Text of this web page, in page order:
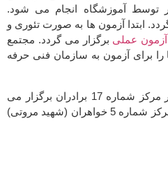
توسط آموزشگاه انجام می شود.
ابتدا آزمون ها به صورت تئوری و
آزمون عملی برگزار می گردد. مجتمع
را برای آزمون به سازمان فنی حرفه
در شهرری آزمون های تئوری در مرکز شماره 17 برادران برگزار می
گردد. آزمون های عملی هم در مرکز شماره 5 خواهران (شهید مروتی)